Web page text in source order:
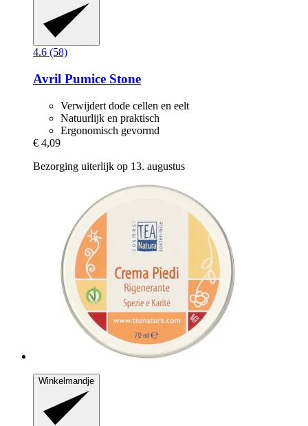
4.6 (58)
Avril Pumice Stone
Verwijdert dode cellen en eelt
Natuurlijk en praktisch
Ergonomisch gevormd
€ 4,09
Bezorging uiterlijk op 13. augustus
Winkelmandje